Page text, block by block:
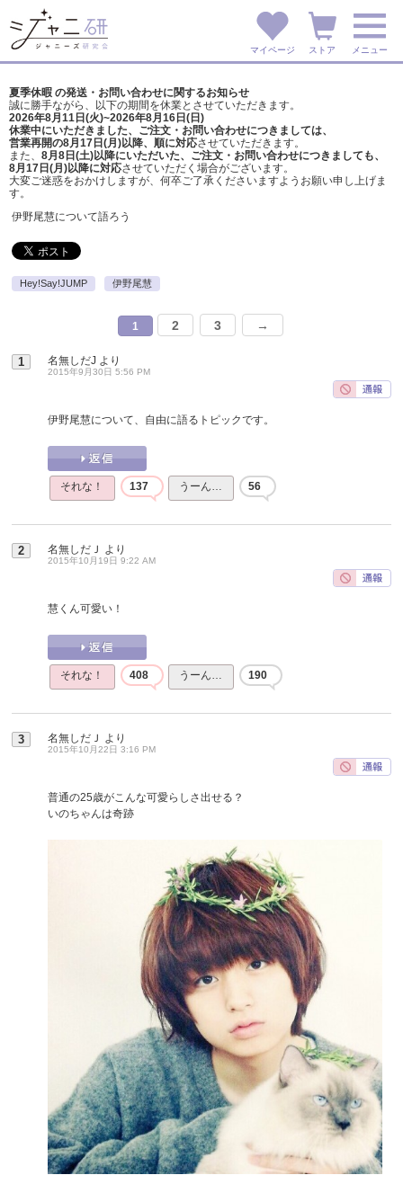
マイページ ストア メニュー
夏季休暇 の発送・お問い合わせに関するお知らせ
誠に勝手ながら、以下の期間を休業とさせていただきます。
2026年8月11日(火)~2026年8月16日(日)
休業中にいただきました、ご注文・お問い合わせにつきましては、
営業再開の8月17日(月)以降、順に対応させていただきます。
また、 8月8日(土)以降にいただいた、ご注文・ お問い合わせにつきましても、
8月17日(月)以降に対応させていただく場合がございます。
大変ご迷惑をおかけしますが、 何卒ご了承くださいますようお願い申し上げま
す。
伊野尾慧について語ろう
Hey!Say!JUMP 伊野尾慧
1 2 3 →
1 名無しだJ より
2015年9月30日 5:56 PM
伊野尾慧について、自由に語るトピックです。
それな！ 137 うーん… 56
2 名無しだＪ より
2015年10月19日 9:22 AM
慧くん可愛い！
それな！ 408 うーん… 190
3 名無しだＪ より
2015年10月22日 3:16 PM
普通の25歳がこんな可愛らしさ出せる？
いのちゃんは奇跡